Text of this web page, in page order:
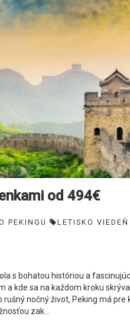
od 494€
PEKINGU LETISKO VIEDEŇ
s bohatou históriou a
kde sa na každom kroku
nočný život, Peking má pre
zak...